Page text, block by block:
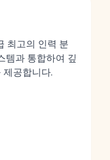
최고의 인력 분
템과 통합하여 깊
공합니다.